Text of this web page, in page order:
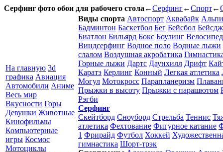
Серфинг фото обои для рабочего стола ←Серфинг←Спорт←
На главную 3d
графика Авиация
Автомобили Аниме
Весь мир
Вкусности Горы
Девушки Животные
Кинофильмы
Компьютерные
игры Космос
Мотоциклы
Виды спорта Автоспорт Аквабайк
Бадминтон Баскетбол Бег Бейсбол
Биатлон Бильярд Бокс Боулинг Велосипед
Виндсерфинг Водное поло Водные лыжи
слалом Воздушная акробатика
Горные лыжи Дартс Даунхилл Дрифт
Каратэ Керлинг Конный Легкая атлетика
Могул Мотокросс Парапланеризм
Прыжки в высоту Прыжки с парашютом
Рэгби
Серфинг
Скейтборд Сноуборд Стрельба Теннис
атлетика Фехтование Фигурное катание
1 Фрирайд Футбол Хоккей
гимнастика Шорт-трэк